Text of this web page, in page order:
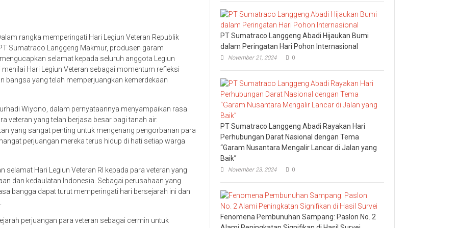
rangka memperingati Hari Legiun Veteran Republik
Sumatraco Langgeng Makmur, produsen garam
selamat kepada seluruh anggota Legiun
Hari Legiun Veteran sebagai momentum refleksi
bangsa yang telah memperjuangkan kemerdekaan
Wiyono, dalam pernyataannya menyampaikan rasa
veteran yang telah berjasa besar bagi tanah air.
yang sangat penting untuk mengenang pengorbanan para
perjuangan mereka terus hidup di hati setiap warga
Hari Legiun Veteran RI kepada para veteran yang
dan kedaulatan Indonesia. Sebagai perusahaan yang
bangga dapat turut memperingati hari bersejarah ini dan
perjuangan para veteran sebagai cermin untuk
PT Sumatraco Langgeng Abadi Hijaukan Bumi
dalam Peringatan Hari Pohon Internasional
November 21, 2024 0
PT Sumatraco Langgeng Abadi Rayakan Hari
Perhubungan Darat Nasional dengan Tema
“Garam Nusantara Mengalir Lancar di Jalan yang
Baik”
November 23, 2024 0
Fenomena Pembunuhan Sampang: Paslon No. 2